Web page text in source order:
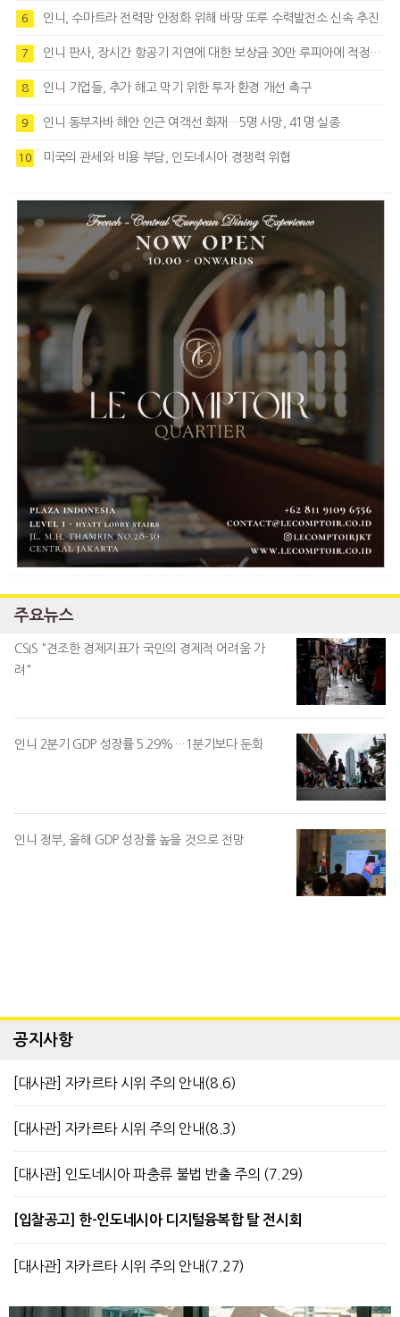
6 인니, 수마트라 전력망 안정화 위해 바땅 또루 수력발전소 신속 추진
7 인니 판사, 장시간 항공기 지연에 대한 보상금 30만 루피아에 적정성 제기
8 인니 기업들, 추가 해고 막기 위한 투자 환경 개선 촉구
9 인니 동부자바 해안 인근 여객선 화재…5명 사망, 41명 실종
10 미국의 관세와 비용 부담, 인도네시아 경쟁력 위협
주요뉴스
CSIS "견조한 경제지표가 국민의 경제적 어려움 가
려"
인니 2분기 GDP 성장률 5.29%…1분기보다 둔화
인니 정부, 올해 GDP 성장률 높을 것으로 전망
공지사항
[대사관] 자카르타 시위 주의 안내(8.6)
[대사관] 자카르타 시위 주의 안내(8.3)
[대사관] 인도네시아 파충류 불법 반출 주의 (7.29)
[입찰공고] 한-인도네시아 디지털융복합 탈 전시회
[대사관] 자카르타 시위 주의 안내(7.27)